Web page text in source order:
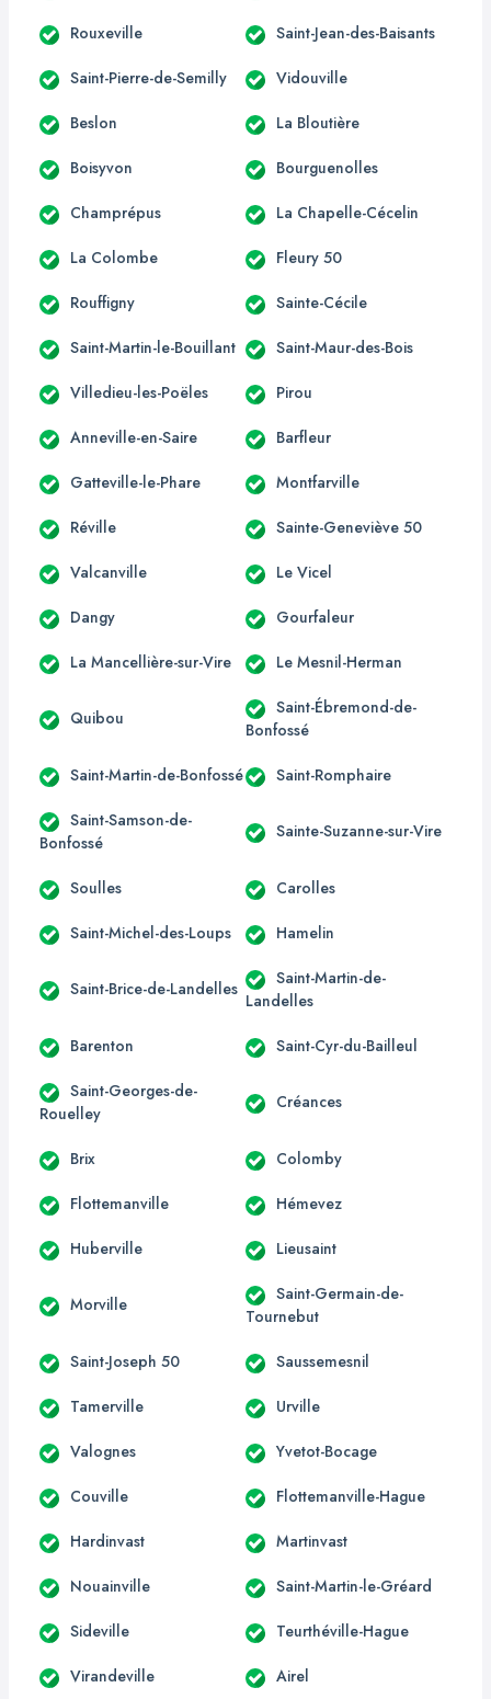
Rouxeville Saint-Jean-des-Baisants
Saint-Pierre-de-Semilly Vidouville
Beslon La Bloutière
Boisyvon Bourguenolles
Champrépus La Chapelle-Cécelin
La Colombe Fleury 50
Rouffigny Sainte-Cécile
Saint-Martin-le-Bouillant Saint-Maur-des-Bois
Villedieu-les-Poëles Pirou
Anneville-en-Saire Barfleur
Gatteville-le-Phare Montfarville
Réville Sainte-Geneviève 50
Valcanville Le Vicel
Dangy Gourfaleur
La Mancellière-sur-Vire Le Mesnil-Herman
Quibou
Saint-Ébremond-de-
Bonfossé
Saint-Martin-de-Bonfossé Saint-Romphaire
Saint-Samson-de-
Bonfossé
Sainte-Suzanne-sur-Vire
Soulles Carolles
Saint-Michel-des-Loups Hamelin
Saint-Brice-de-Landelles
Saint-Martin-de-
Landelles
Barenton Saint-Cyr-du-Bailleul
Saint-Georges-de-
Rouelley
Créances
Brix Colomby
Flottemanville Hémevez
Huberville Lieusaint
Morville
Saint-Germain-de-
Tournebut
Saint-Joseph 50 Saussemesnil
Tamerville Urville
Valognes Yvetot-Bocage
Couville Flottemanville-Hague
Hardinvast Martinvast
Nouainville Saint-Martin-le-Gréard
Sideville Teurthéville-Hague
Virandeville Airel